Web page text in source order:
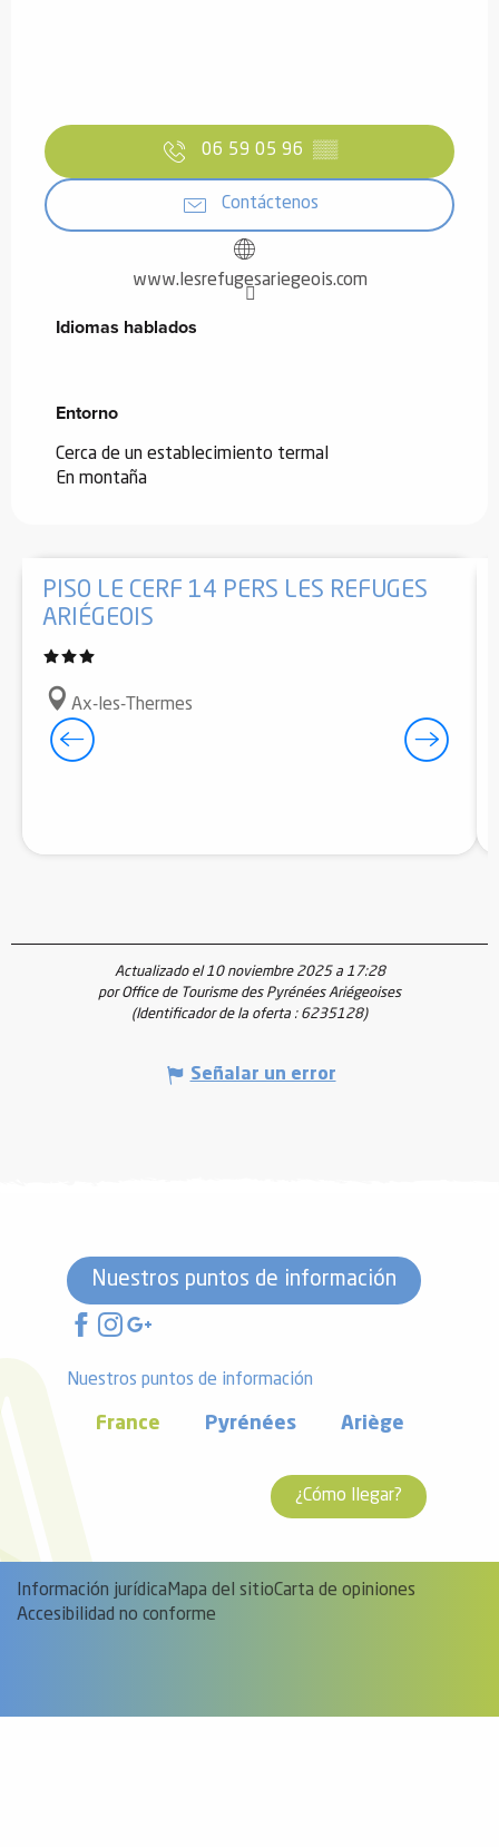
06 59 05 96 ▒▒
Contáctenos
www.lesrefugesariegeois.com
Idiomas hablados
Idiomas hablados
Entorno
Entorno
Cerca de un establecimiento termal
En montaña
PISO LE CERF 14 PERS LES REFUGES
ARIÉGEOIS
Ax-les-Thermes
Actualizado el 10 noviembre 2025 a 17:28
por Office de Tourisme des Pyrénées Ariégeoises
(Identificador de la oferta : 6235128)
Señalar un error
Nuestros puntos de información
Nuestros puntos de información
France Pyrénées Ariège
¿Cómo llegar?
Información jurídica Mapa del sitioCarta de opiniones
Accesibilidad no conforme